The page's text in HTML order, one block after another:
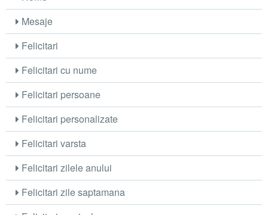
Mesaje
Felicitari
Felicitari cu nume
Felicitari persoane
Felicitari personalizate
Felicitari varsta
Felicitari zilele anului
Felicitari zile saptamana